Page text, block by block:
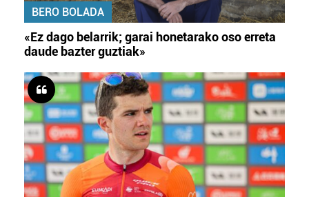
BERO BOLADA
«Ez dago belarrik; garai honetarako oso erreta
daude bazter guztiak»